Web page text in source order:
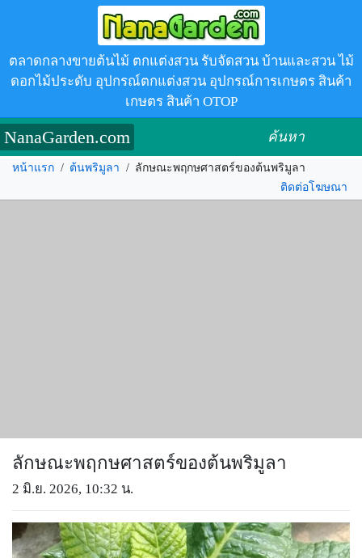
ตลาดกลางขายต้นไม้ ตกแต่งสวน รับจัดสวน บ้านและสวน ไม้
ดอกไม้ประดับ อุปกรณ์ตกแต่งสวน อุปกรณ์การเกษตร สินค้า
เกษตร สินค้า OTOP
NanaGarden.com ค้นหา
หน้าแรก / ต้นพริมูลา / ลักษณะพฤกษศาสตร์ของต้นพริมูลา
ติดต่อโฆษณา
ลักษณะพฤกษศาสตร์ของต้นพริมูลา
2 มิ.ย. 2026, 10:32 น.